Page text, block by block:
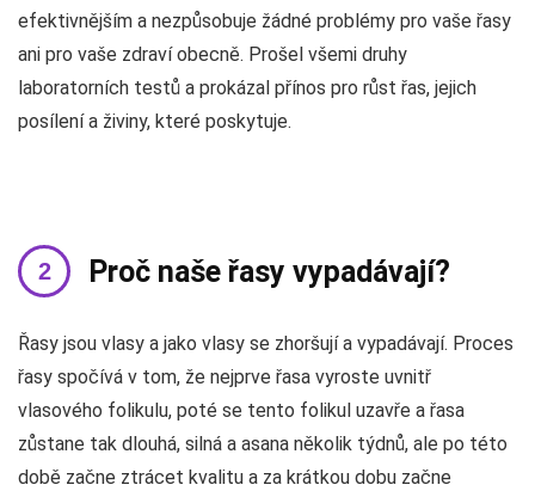
efektivnějším a nezpůsobuje žádné problémy pro vaše řasy
ani pro vaše zdraví obecně. Prošel všemi druhy
laboratorních testů a prokázal přínos pro růst řas, jejich
posílení a živiny, které poskytuje.
Proč naše řasy vypadávají?
Řasy jsou vlasy a jako vlasy se zhoršují a vypadávají. Proces
řasy spočívá v tom, že nejprve řasa vyroste uvnitř
vlasového folikulu, poté se tento folikul uzavře a řasa
zůstane tak dlouhá, silná a asana několik týdnů, ale po této
době začne ztrácet kvalitu a za krátkou dobu začne